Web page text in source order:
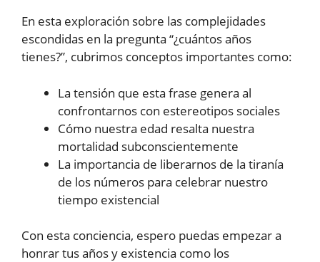
En esta exploración sobre las complejidades
escondidas en la pregunta “¿cuántos años
tienes?”, cubrimos conceptos importantes como:
La tensión que esta frase genera al
confrontarnos con estereotipos sociales
Cómo nuestra edad resalta nuestra
mortalidad subconscientemente
La importancia de liberarnos de la tiranía
de los números para celebrar nuestro
tiempo existencial
Con esta conciencia, espero puedas empezar a
honrar tus años y existencia como los